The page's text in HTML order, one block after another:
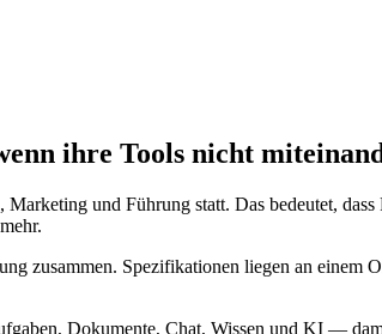
ihre Tools nicht
und Führung statt. Das bedeutet,
zusammen. Spezifikationen liegen an
Dokumente, Chat, Wissen und KI —